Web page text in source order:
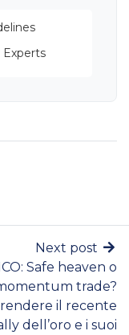
Next post
Safe heaven o
trade?
il recente
dell’oro e i suoi